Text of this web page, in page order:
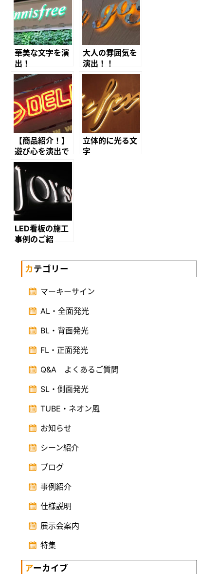
カテゴリー
マーキーサイン
AL・全面発光
BL・背面発光
FL・正面発光
Q&A よくあるご質問
SL・側面発光
TUBE・ネオン風
お知らせ
シーン紹介
ブログ
事例紹介
仕様説明
展示会案内
特集
アーカイブ
華美な文字を演
出！
大人の雰囲気を
演出！！
【商品紹介！】
遊び心を演出で
きるLEDサイ
ン！
立体的に光る文
字
LED看板の施工
事例のご紹